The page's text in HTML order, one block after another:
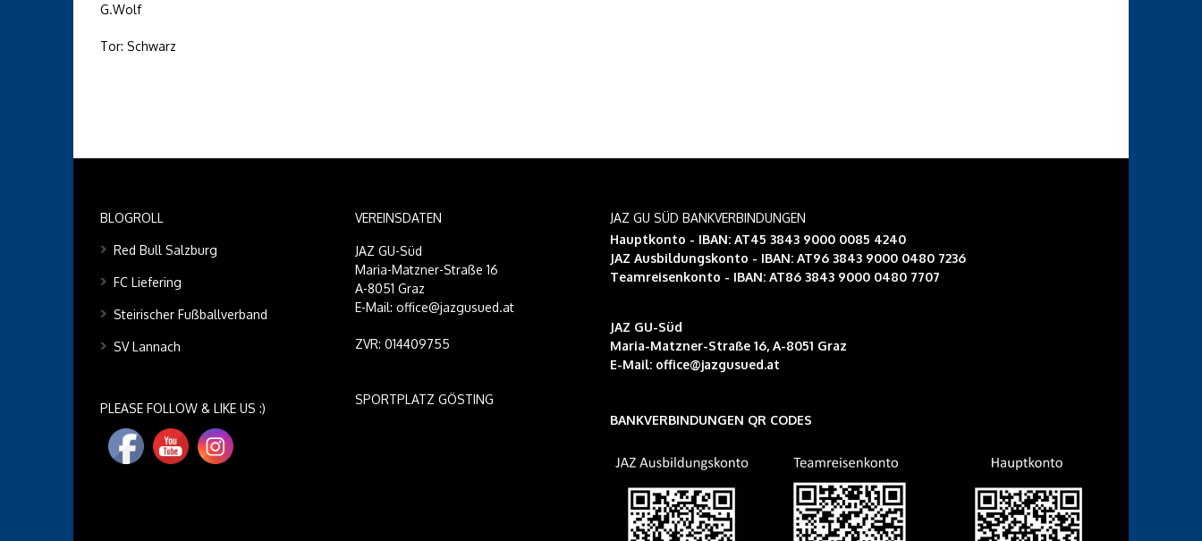
G.Wolf
Tor: Schwarz
BLOGROLL
Red Bull Salzburg
FC Liefering
Steirischer Fußballverband
SV Lannach
PLEASE FOLLOW & LIKE US :)
VEREINSDATEN
JAZ GU-Süd
Maria-Matzner-Straße 16
A-8051 Graz
E-Mail: office@jazgusued.at
ZVR: 014409755
SPORTPLATZ GÖSTING
JAZ GU SÜD BANKVERBINDUNGEN
Hauptkonto - IBAN: AT45 3843 9000 0085 4240
JAZ Ausbildungskonto - IBAN: AT96 3843 9000 0480 7236
Teamreisenkonto - IBAN: AT86 3843 9000 0480 7707
JAZ GU-Süd
Maria-Matzner-Straße 16, A-8051 Graz
E-Mail: office@jazgusued.at
BANKVERBINDUNGEN QR CODES